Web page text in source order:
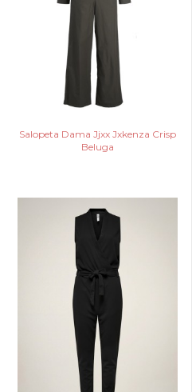
Salopeta Dama Jjxx Jxkenza Crisp
Beluga